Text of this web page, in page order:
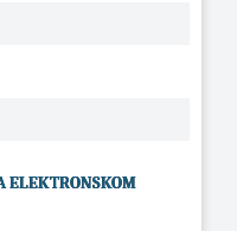
ELEKTRONSKOM